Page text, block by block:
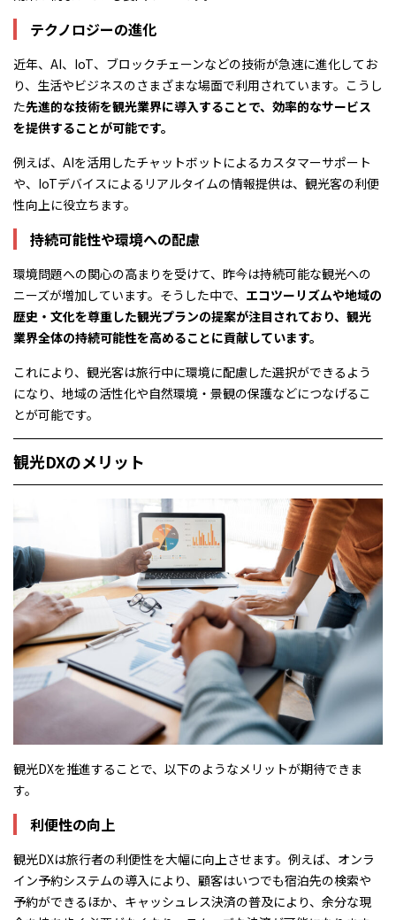
テクノロジーの進化
近年、AI、IoT、ブロックチェーンなどの技術が急速に進化してお
り、生活やビジネスのさまざまな場面で利用されています。こうし
た先進的な技術を観光業界に導入することで、効率的なサービス
を提供することが可能です。
例えば、AIを活用したチャットボットによるカスタマーサポート
や、IoTデバイスによるリアルタイムの情報提供は、観光客の利便
性向上に役立ちます。
持続可能性や環境への配慮
環境問題への関心の高まりを受けて、昨今は持続可能な観光への
ニーズが増加しています。そうした中で、 エコツーリズムや地域の
歴史・文化を尊重した観光プランの提案が注目されており、観光
業界全体の持続可能性を高めることに貢献しています。
これにより、観光客は旅行中に環境に配慮した選択ができるよう
になり、地域の活性化や自然環境・景観の保護などにつなげるこ
とが可能です。
観光DXのメリット
観光DXを推進することで、以下のようなメリットが期待できま
す。
利便性の向上
観光DXは旅行者の利便性を大幅に向上させます。例えば、オンラ
イン予約システムの導入により、顧客はいつでも宿泊先の検索や
予約ができるほか、キャッシュレス決済の普及により、余分な現